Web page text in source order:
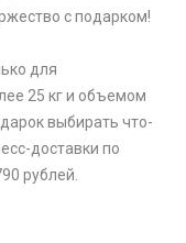
с подарком!
для
25 кг и объемом
выбирать что-
доставки по
рублей.